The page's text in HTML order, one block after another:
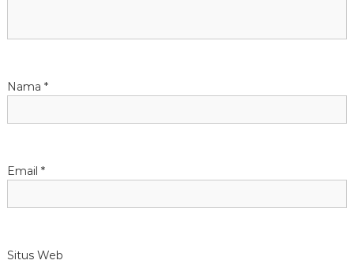
Nama *
Email *
Situs Web